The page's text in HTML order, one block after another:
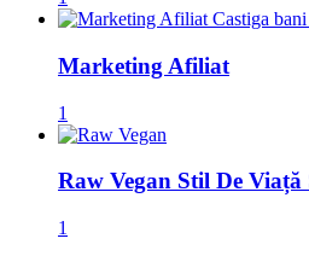
Marketing Afiliat
1
Raw Vegan Stil De Viață
1